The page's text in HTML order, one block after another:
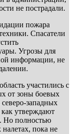
не пострадали.
пожара
Спасатели
Угрозы для
информации, не
участились с
от зоны боевых
западных
утверждают
Но полностью
пока не